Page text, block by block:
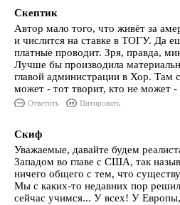
Скептик
Автор мало того, что живёт за
и числится на ставке в ТОГУ. Да
платные проводит. Зря, правда,
Лучше бы производила
главой администрации в Хор. Там
может - тот творит, кто не может -
Ответить Цитировать
Скиф
Уважаемые, давайте будем
Западом во главе с США, так
ничего общего с тем, что
Мы с каких-то недавних пор
сейчас учимся... У всех! У